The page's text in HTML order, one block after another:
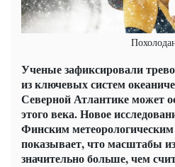
Ученые зафиксировали
из ключевых систем
Северной Атлантике может
этого века. Новое
Финским
показывает, что масштабы
значительно больше, чем